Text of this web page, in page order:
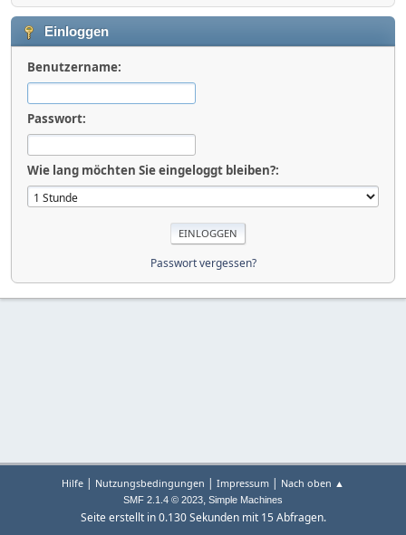
Einloggen
Benutzername:
Passwort:
Wie lang möchten Sie eingeloggt bleiben?:
Passwort vergessen?
Hilfe | Nutzungsbedingungen | Impressum | Nach oben ▲
SMF 2.1.4 © 2023, Simple Machines
Seite erstellt in 0.130 Sekunden mit 15 Abfragen.